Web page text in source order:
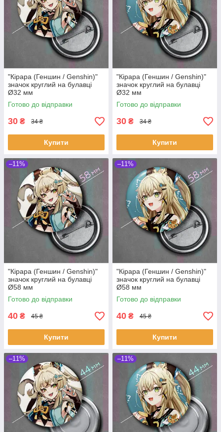
"Кірара (Геншин / Genshin)"
значок круглий на булавці
Ø32 мм
Готово до відправки
30 ₴ 34 ₴
Купити
"Кірара (Геншин / Genshin)"
значок круглий на булавці
Ø32 мм
Готово до відправки
30 ₴ 34 ₴
Купити
–11%
"Кірара (Геншин / Genshin)"
значок круглий на булавці
Ø58 мм
Готово до відправки
40 ₴ 45 ₴
Купити
–11%
"Кірара (Геншин / Genshin)"
значок круглий на булавці
Ø58 мм
Готово до відправки
40 ₴ 45 ₴
Купити
–11% –11%